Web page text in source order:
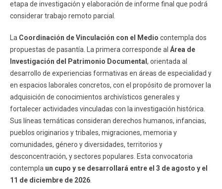
etapa de investigación y elaboración de informe final que podrá
considerar trabajo remoto parcial.
La Coordinación de Vinculación con el Medio contempla dos
propuestas de pasantía. La primera corresponde al Área de
Investigación del Patrimonio Documental, orientada al
desarrollo de experiencias formativas en áreas de especialidad y
en espacios laborales concretos, con el propósito de promover la
adquisición de conocimientos archivísticos generales y
fortalecer actividades vinculadas con la investigación histórica.
Sus líneas temáticas consideran derechos humanos, infancias,
pueblos originarios y tribales, migraciones, memoria y
comunidades, género y diversidades, territorios y
desconcentración, y sectores populares. Esta convocatoria
contempla un cupo y se desarrollará entre el 3 de agosto y el
11 de diciembre de 2026